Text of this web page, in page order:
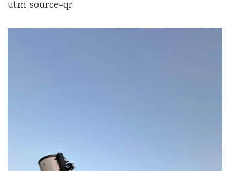
utm_source=qr